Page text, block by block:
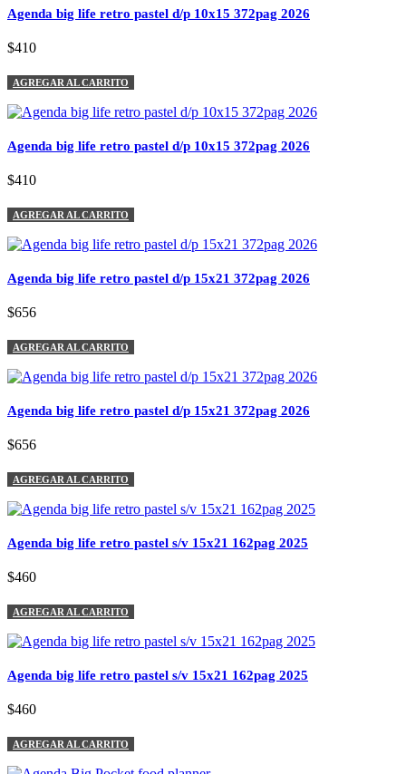
Agenda big life retro pastel d/p 10x15 372pag 2026
$410
AGREGAR AL CARRITO
Agenda big life retro pastel d/p 10x15 372pag 2026
$410
AGREGAR AL CARRITO
Agenda big life retro pastel d/p 15x21 372pag 2026
$656
AGREGAR AL CARRITO
Agenda big life retro pastel d/p 15x21 372pag 2026
$656
AGREGAR AL CARRITO
Agenda big life retro pastel s/v 15x21 162pag 2025
$460
AGREGAR AL CARRITO
Agenda big life retro pastel s/v 15x21 162pag 2025
$460
AGREGAR AL CARRITO